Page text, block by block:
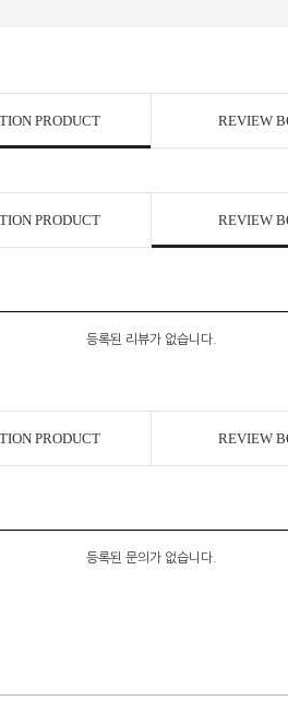
PRODUCT REVIEW
PRODUCT REVIEW
등록된 리뷰가 없습니다.
PRODUCT REVIEW
등록된 문의가 없습니다.